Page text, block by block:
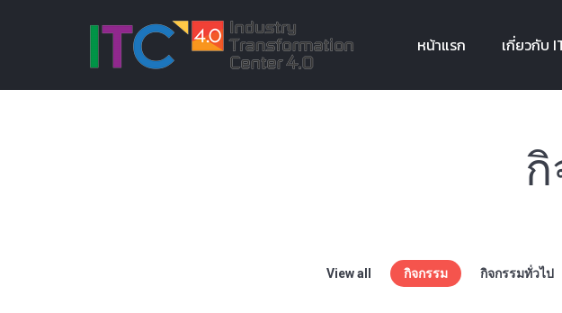
หน้าแรก เกี่ยวกับ
View all กิจกรรม กิจกรรมทั่วไป
เกี่ยวกับ